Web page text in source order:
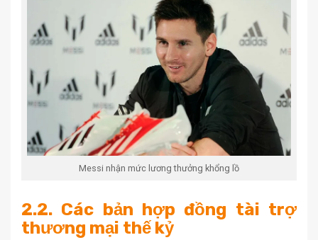
Messi nhận mức lương thưởng khổng lồ
2.2. Các bản hợp đồng tài trợ
thương mại thế kỷ